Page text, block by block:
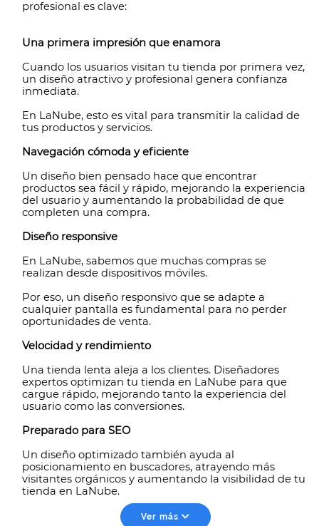
profesional es clave:
Una primera impresión que enamora
Cuando los usuarios visitan tu tienda por primera vez,
un diseño atractivo y profesional genera confianza
inmediata.
En LaNube, esto es vital para transmitir la calidad de
tus productos y servicios.
Navegación cómoda y eficiente
Un diseño bien pensado hace que encontrar
productos sea fácil y rápido, mejorando la experiencia
del usuario y aumentando la probabilidad de que
completen una compra.
Diseño responsive
En LaNube, sabemos que muchas compras se
realizan desde dispositivos móviles.
Por eso, un diseño responsivo que se adapte a
cualquier pantalla es fundamental para no perder
oportunidades de venta.
Velocidad y rendimiento
Una tienda lenta aleja a los clientes. Diseñadores
expertos optimizan tu tienda en LaNube para que
cargue rápido, mejorando tanto la experiencia del
usuario como las conversiones.
Preparado para SEO
Un diseño optimizado también ayuda al
posicionamiento en buscadores, atrayendo más
visitantes orgánicos y aumentando la visibilidad de tu
tienda en LaNube.
Ver más